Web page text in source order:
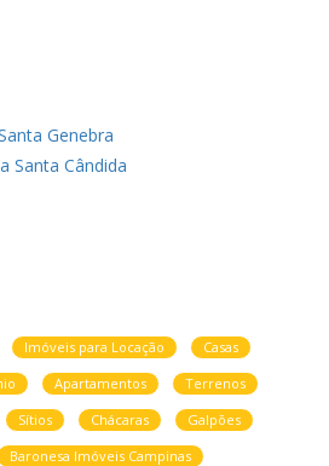
Genebra
Santa Cândida
Imóveis para Locação
Casas
Apartamentos
Terrenos
Sítios Chácaras
Galpões
Baronesa Imóveis Campinas